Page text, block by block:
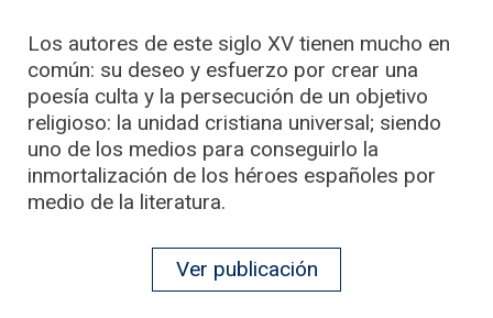
Los autores de este siglo XV tienen mucho en
común: su deseo y esfuerzo por crear una
poesía culta y la persecución de un objetivo
religioso: la unidad cristiana universal; siendo
uno de los medios para conseguirlo la
inmortalización de los héroes españoles por
medio de la literatura.
Ver publicación